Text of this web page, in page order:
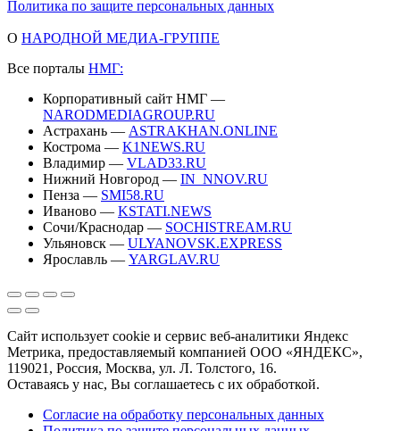
Политика по защите персональных данных
О НАРОДНОЙ МЕДИА-ГРУППЕ
Все порталы НМГ:
Корпоративный сайт НМГ —
NARODMEDIAGROUP.RU
Астрахань — ASTRAKHAN.ONLINE
Кострома — K1NEWS.RU
Владимир — VLAD33.RU
Нижний Новгород — IN_NNOV.RU
Пенза — SMI58.RU
Иваново — KSTATI.NEWS
Сочи/Краснодар — SOCHISTREAM.RU
Ульяновск — ULYANOVSK.EXPRESS
Ярославль — YARGLAV.RU
Сайт использует cookie и сервис веб-аналитики Яндекс
Метрика, предоставляемый компанией ООО «ЯНДЕКС»,
119021, Россия, Москва, ул. Л. Толстого, 16.
Оставаясь у нас, Вы соглашаетесь с их обработкой.
Согласие на обработку персональных данных